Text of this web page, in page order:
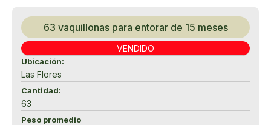
63 vaquillonas para entorar de 15 meses
VENDIDO
Ubicación:
Las Flores
Cantidad:
63
Peso promedio